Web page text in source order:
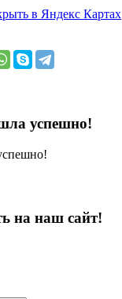
в Яндекс Картах
успешно!
на наш сайт!